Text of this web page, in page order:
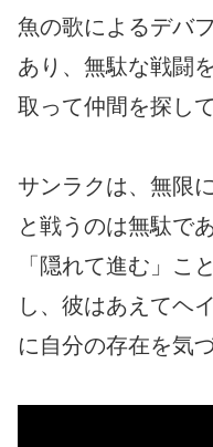
魚の歌によるデバ
あり、無駄な戦闘
取って仲間を探して
サンラクは、無限
と戦うのは無駄で
「隠れて進む」こ
し、彼はあえてヘ
に自分の存在を気